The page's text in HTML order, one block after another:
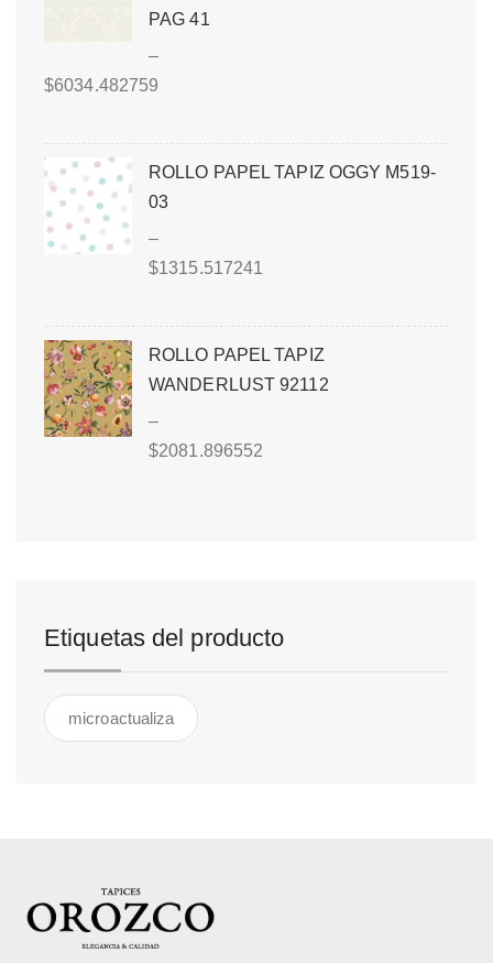
PAG 41
–
$6034.482759
ROLLO PAPEL TAPIZ OGGY M519-
03
–
$1315.517241
ROLLO PAPEL TAPIZ
WANDERLUST 92112
–
$2081.896552
Etiquetas del producto
microactualiza